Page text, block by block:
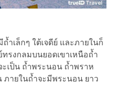
เล็กๆ ใต้เจดีย์ และภายในก็
รงกลมบนยอดเขาเหนือถ้ำ
เป็น ถ้ำพระนอน ถ้ำพราห
ายในถ้ำจะมีพระนอน ยาว